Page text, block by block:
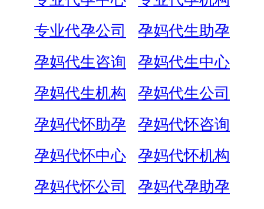
专业代孕公司
孕妈代生助孕
孕妈代生咨询
孕妈代生中心
孕妈代生机构
孕妈代生公司
孕妈代怀助孕
孕妈代怀咨询
孕妈代怀中心
孕妈代怀机构
孕妈代怀公司
孕妈代孕助孕